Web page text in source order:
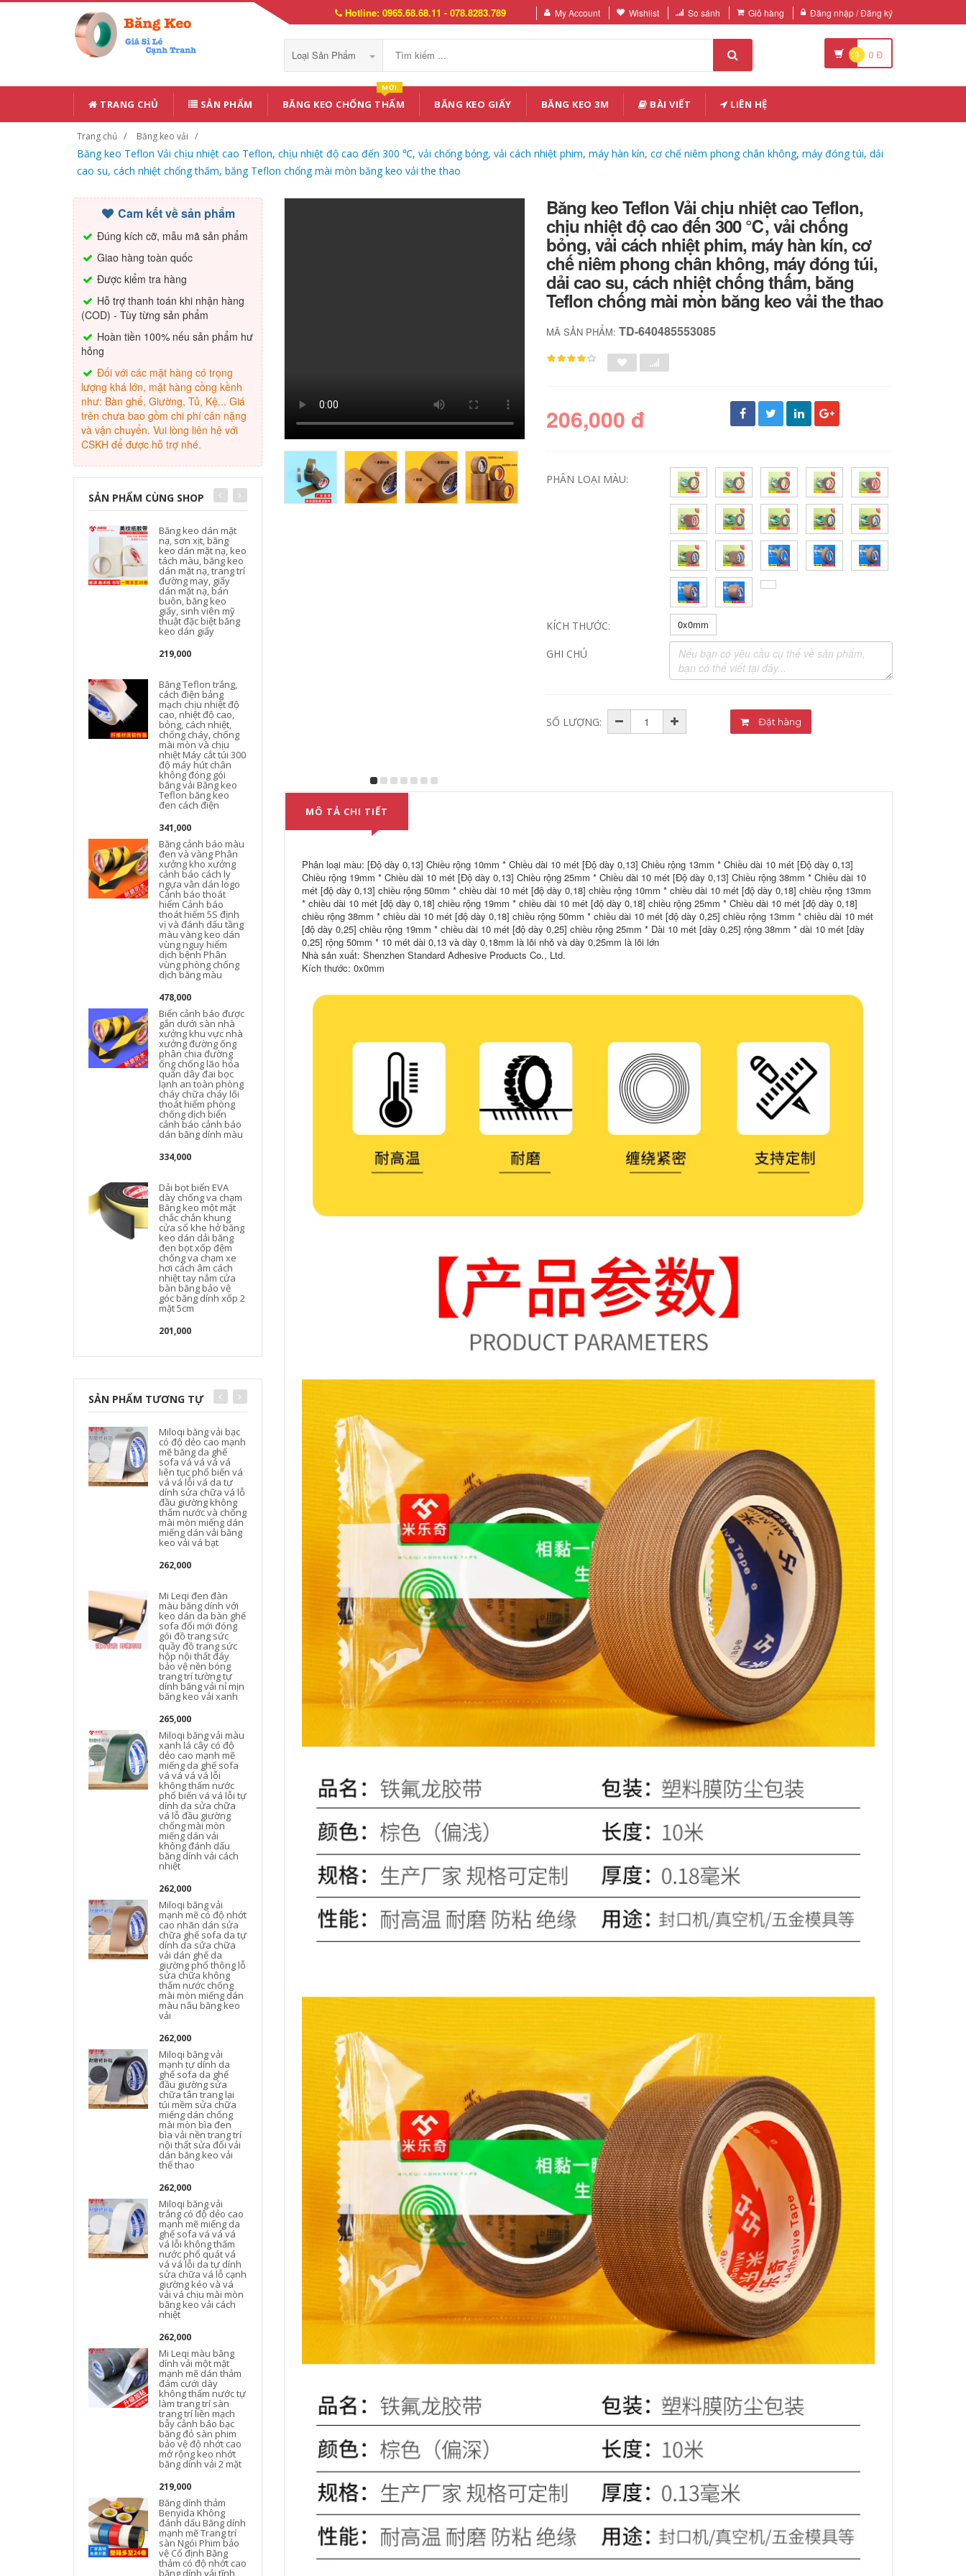
Hotline: 0965.68.68.11 - 078.8283.789 My Account Wishlist So sánh Giỏ hàng Đăng nhập / Đăng ký
Loại Sản Phẩm 0 0 Đ
TRANG CHỦ SẢN PHẨM BĂNG KEO CHỐNG THẤM
MỚI
BĂNG KEO GIẤY BĂNG KEO 3M BÀI VIẾT LIÊN HỆ
Trang chủ Băng keo vải
Băng keo Teflon Vải chịu nhiệt cao Teflon, chịu nhiệt độ cao đến 300 ℃, vải chống bỏng, vải cách nhiệt phim, máy hàn kín, cơ chế niêm phong chân không, máy đóng túi, dải
cao su, cách nhiệt chống thấm, băng Teflon chống mài mòn băng keo vải the thao
Cam kết về sản phẩm
Đúng kích cỡ, mẫu mã sản phẩm
Giao hàng toàn quốc
Được kiểm tra hàng
Hỗ trợ thanh toán khi nhận hàng
(COD) - Tùy từng sản phẩm
Hoàn tiền 100% nếu sản phẩm hư
hỏng
Đối với các mặt hàng có trọng
lượng khá lớn, mặt hàng cồng kềnh
như: Bàn ghế, Giường, Tủ, Kệ... Giá
trên chưa bao gồm chi phí cân nặng
và vận chuyển. Vui lòng liên hệ với
CSKH để được hỗ trợ nhé.
SẢN PHẨM CÙNG SHOP
Băng keo dán mặt
nạ, sơn xịt, băng
keo dán mặt nạ, keo
tách màu, băng keo
dán mặt nạ, trang trí
đường may, giấy
dán mặt nạ, bán
buôn, băng keo
giấy, sinh viên mỹ
thuật đặc biệt băng
keo dán giấy
219,000
Băng Teflon trắng,
cách điện bảng
mạch chịu nhiệt độ
cao, nhiệt độ cao,
bỏng, cách nhiệt,
chống cháy, chống
mài mòn và chịu
nhiệt Máy cắt túi 300
độ máy hút chân
không đóng gói
băng vải Băng keo
Teflon băng keo
đen cách điện
341,000
Băng cảnh báo màu
đen và vàng Phân
xưởng kho xưởng
cảnh báo cách ly
ngựa vằn dán logo
Cảnh báo thoát
hiểm Cảnh báo
thoát hiểm 5S định
vị và đánh dấu tầng
màu vàng keo dán
vùng nguy hiểm
dịch bệnh Phân
vùng phòng chống
dịch băng màu
478,000
Biển cảnh báo được
gắn dưới sàn nhà
xưởng khu vực nhà
xưởng đường ống
phân chia đường
ống chống lão hóa
quấn dây đai bọc
lạnh an toàn phòng
cháy chữa cháy lối
thoát hiểm phòng
chống dịch biển
cảnh báo cảnh báo
dán băng dính màu
334,000
Dải bọt biển EVA
dày chống va chạm
Băng keo một mặt
chắc chắn khung
cửa sổ khe hở băng
keo dán dải băng
đen bọt xốp đệm
chống va chạm xe
hơi cách âm cách
nhiệt tay nắm cửa
bàn băng bảo vệ
góc băng dính xốp 2
mặt 5cm
201,000
đám cưới không để
lại keo bảo vệ tường
phòng cưới bong
bóng điểm dán
tường trắng không
tổn thương tường
giấy dán tường
221,000
SẢN PHẨM TƯƠNG TỰ
Miloqi băng vải bạc
có độ dẻo cao mạnh
mẽ băng da ghế
sofa vá vá vá vá
liên tục phổ biến vá
vá vá lỗi vá da tự
dính sửa chữa vá lỗ
đầu giường không
thấm nước và chống
mài mòn miếng dán
miếng dán vải băng
keo vải vá bạt
262,000
Mi Leqi đen đàn
màu băng dính với
keo dán da bàn ghế
sofa đổi mới đóng
gói đồ trang sức
quầy đồ trang sức
hộp nội thất đáy
bảo vệ nền bóng
trang trí tường tự
dính băng vải nỉ mịn
băng keo vải xanh
265,000
Miloqi băng vải màu
xanh lá cây có độ
dẻo cao mạnh mẽ
miếng da ghế sofa
vá vá vá vá lỗi
không thấm nước
phổ biến vá vá lỗi tự
dính da sửa chữa
vá lỗ đầu giường
chống mài mòn
miếng dán vải
không đánh dấu
băng dính vải cách
nhiệt
262,000
Miloqi băng vải
mạnh mẽ có độ nhớt
cao nhãn dán sửa
chữa ghế sofa da tự
dính da sửa chữa
vải dán ghế da
giường phổ thông lỗ
sửa chữa không
thấm nước chống
mài mòn miếng dán
màu nâu băng keo
vải
262,000
Miloqi băng vải
mạnh tự dính da
ghế sofa da ghế
đầu giường sửa
chữa tân trang lại
túi mềm sửa chữa
miếng dán chống
mài mòn bìa đen
bìa vải nền trang trí
nội thất sửa đổi vải
dán băng keo vải
thể thao
262,000
Miloqi băng vải
trắng có độ dẻo cao
mạnh mẽ miếng da
ghế sofa vá vá vá
vá lỗi không thấm
nước phổ quát vá
vá vá lỗi da tự dính
sửa chữa vá lỗ cạnh
giường kéo và vá
vải vá chịu mài mòn
băng keo vải cách
nhiệt
262,000
Mi Leqi màu băng
dính vải một mặt
mạnh mẽ dán thảm
đám cưới dày
không thấm nước tự
làm trang trí sàn
trang trí liền mạch
bẫy cảnh báo bạc
băng đỏ sàn phim
bảo vệ độ nhớt cao
mở rộng keo nhớt
băng dính vải 2 mặt
219,000
Băng dính thảm
Benyida Không
đánh dấu Băng dính
mạnh mẽ Trang trí
sàn Ngói Phim bảo
vệ Cố định Băng
thảm có độ nhớt cao
băng dính vải tĩnh
20 mét băng vải
màu mạnh mẽ, băng
dính thảm, sàn
trang trí tự làm
không thấm nước,
bẫy liền mạch, băng
cảnh báo màu đen
và vàng, phim bảo
vệ sàn, keo cưới
màu đỏ một mặt cố
định băng dính vải
cách nhiệt
211,000
Băng dính vải hai
mặt lưới mạnh mẽ
dựa trên vải hai mặt
đường nối không
đánh dấu thảm chịu
mài mòn dán cố
định mạnh mẽ triển
lãm đám cưới không
đánh dấu thảm
không thấm nước có
độ dẻo cao keo
mạnh băng dính hai
mặt bán buôn băng
dính vải cách điện
1,680,000
Benyida màu vải
trang trí tự làm triển
lãm cưới nhiếp ảnh
với băng keo thảm
dán sàn siêu bền
màu đỏ, vàng, xanh
lam, đen, xanh lá
cây, bạc, tím và nâu
băng dính vải hai
mặt
191,000
Benyida băng vải
mạnh màu đỏ bạc
vàng trang trí gạch
khấu đám cưới băng
852,000
Benyida mạnh mẽ
băng dính một mặt
màu đen có độ nhớt
cao băng keo rộng
không thấm nước
không đánh dấu
keo mạnh mẽ thảm
cưới tự làm trang trí
bạc màu vàng xanh
đỏ xanh đen tím
keo dán sàn vận
chuyển đặc biệt
băng keo vải nhung
211,000
Benyida 50m băng
vải đỏ mạnh mẽ
thảm một mặt dày
không thấm nước tự
làm sàn trang trí có
độ nhớt cao liên tục
vá dán các mối nối
thảm không đánh
dấu mạnh mẽ băng
keo thảm cưới băng
keo vải nâu
Băng keo hai mặt
vải Benyida siêu
mẽ độ nhớt cao cố
định tường không
đánh dấu băng nối
đất lễ hội mùa xuân
biệt không để lại
dấu vết băng dính
219,000
Ben Yida băng màu
băng vải chụp ảnh
đám cưới triển lãm
đỏ, vàng, xanh lam,
đen, xanh lá cây,
Băng trang trí tự làm
Băng keo vải đen
thấm nước mạnh mẽ
độ nhớt cao chống
mài mòn sàn rộng
băng dính liền mạch
tự làm trang trí đám
cưới chống mài mòn
chống rách màu đỏ
đen bạc màu cam
keo cảnh báo băng
keo vải đá gà
Băng dính thảm vải
Benyida dài 20 mét
màu mạnh mẽ bạt
một mặt màu xám
đường may dính
cao màu đỏ đám
cưới liền mạch
chống mài mòn
cảnh báo cảnh báo
chống thấm sàn Tự
làm băng trang trí
1,650,000
thấm nước mạnh,
băng dính một mặt,
màu vàng bạc đỏ,
làm có độ nhớt cao,
sàn triển lãm đám
cưới, xé băng dính
không đánh dấu
cho các mối nối
thảm băng keo vải
khổ lớn
196,000
Băng dính thảm cao
thấm nước dài 50
cảnh báo bẫy liền
đỏ băng keo vải liên
Băng dính vải màu
mạnh để dán thảm
tự làm sàn trang trí
chống thấm nước
liền mạch bẫy rò rỉ
cảnh báo băng sàn
bảo vệ màng có độ
nhớt cao mở rộng
keo viscose màu đỏ
đám cưới băng dính
vải màu vàng
215,000
Benyida 50m băng
vải bạc một mặt tiếp
đất có độ nhớt cao
không đánh dấu
chống mài mòn
không thấm nước
màu cảnh báo băng
sàn trang trí tự làm
cố định mở rộng dễ
rách Băng thảm cưới
215,000
mặt mạnh mẽ của
Benyida cho đám
cưới và triển lãm
Băng dính liền
dính cao mạnh mẽ,
sàn nối cố định
thảm, băng dính hai
mặt không thấm
nước, băng dính
chịu nhiệt độ cao
băng dính vải dẫn
điện
205,000
may định vị băng da
Băng keo Teflon Vải chịu nhiệt cao Teflon,
chịu nhiệt độ cao đến 300 ℃, vải chống
bỏng, vải cách nhiệt phim, máy hàn kín, cơ
chế niêm phong chân không, máy đóng túi,
dải cao su, cách nhiệt chống thấm, băng
Teflon chống mài mòn băng keo vải the thao
MÃ SẢN PHẨM:TD-640485553085
206,000 đ
PHÂN LOẠI MÀU:
KÍCH THƯỚC: 0x0mm
GHI CHÚ
SỐ LƯỢNG: Đặt hàng
MÔ TẢ CHI TIẾT
Phân loại màu: [Độ dày 0,13] Chiều rộng 10mm * Chiều dài 10 mét [Độ dày 0,13] Chiều rộng 13mm * Chiều dài 10 mét [Độ dày 0,13]
Chiều rộng 19mm * Chiều dài 10 mét [Độ dày 0,13] Chiều rộng 25mm * Chiều dài 10 mét [Độ dày 0,13] Chiều rộng 38mm * Chiều dài 10
mét [độ dày 0,13] chiều rộng 50mm * chiều dài 10 mét [độ dày 0,18] chiều rộng 10mm * chiều dài 10 mét [độ dày 0,18] chiều rộng 13mm
* chiều dài 10 mét [độ dày 0,18] chiều rộng 19mm * chiều dài 10 mét [độ dày 0,18] chiều rộng 25mm * Chiều dài 10 mét [độ dày 0,18]
chiều rộng 38mm * chiều dài 10 mét [độ dày 0,18] chiều rộng 50mm * chiều dài 10 mét [độ dày 0,25] chiều rộng 13mm * chiều dài 10 mét
[độ dày 0,25] chiều rộng 19mm * chiều dài 10 mét [độ dày 0,25] chiều rộng 25mm * Dài 10 mét [dày 0,25] rộng 38mm * dài 10 mét [dày
0,25] rộng 50mm * 10 mét dài 0,13 và dày 0,18mm là lõi nhỏ và dày 0,25mm là lõi lớn
Nhà sản xuất: Shenzhen Standard Adhesive Products Co., Ltd.
Kích thước: 0x0mm